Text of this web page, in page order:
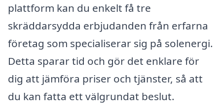
plattform kan du enkelt få tre
skräddarsydda erbjudanden från erfarna
företag som specialiserar sig på solenergi.
Detta sparar tid och gör det enklare för
dig att jämföra priser och tjänster, så att
du kan fatta ett välgrundat beslut.